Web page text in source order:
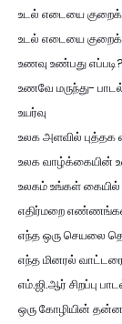
உடல் எடையை
உடல் எடையை
உணவு உண்பது
உணவே மருந்து-
உயர்வு
உலக அளவில் புத்தக
உலக வாழ்க்கையின்
உலகம் உங்கள் கையில்
எதிர்மறை
எந்த ஒரு செயலை
எந்த மினரல் வாட்டரை
எம்.ஜி.ஆர் சிறப்பு
ஒரு கோழியின்